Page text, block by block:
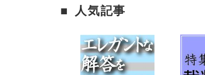
人気記事